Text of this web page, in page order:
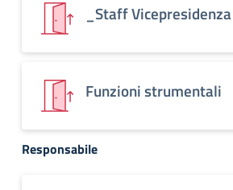
_Staff Vicepresidenza
Funzioni strumentali
Responsabile